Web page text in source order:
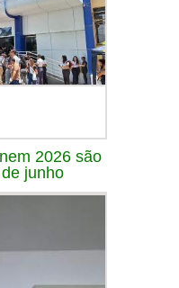
2026 são
junho